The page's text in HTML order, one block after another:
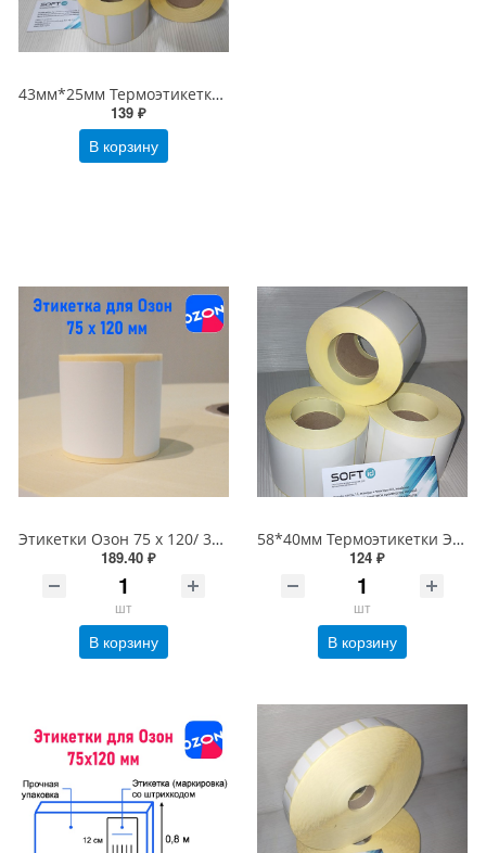
43мм*25мм Термоэтикетки ТОП (1000шт/рулон), 43х25/1000 желтая подложка
139 ₽
В корзину
Этикетки Озон 75 х 120/ 300 шт термоЭКо (термоэтикетки для Озона, этикетки Ozon), желтая подложка
189.40 ₽
шт
В корзину
58*40мм Термоэтикетки ЭКО (700шт/рулон), 58х40 втулка 40 мм
124 ₽
шт
В корзину